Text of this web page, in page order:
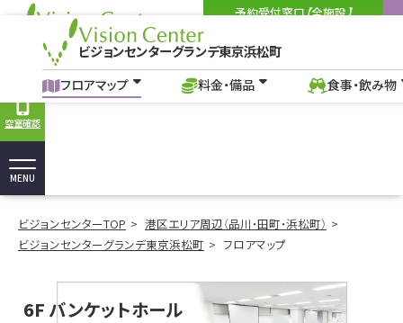
ビジョンセンターグランデ東京浜松町
予約受付窓口【全施設】
9:00-18:00
フロアマップ｜浜松町駅・大門の貸し会議室、イベントホール｜ビジョンセ
フロアマップ 料金・備品 食事・飲み物 アクセス よくあ
空室確認
MENU
ビジョンセンターグランデ東京浜松町
フロアマップ 料金・備品 食事・飲み物
ビジョンセンターTOP
港区エリア周辺（品川・田町・浜松町）
ビジョンセンターグランデ東京浜松町
フロアマップ
6F バンケットホール